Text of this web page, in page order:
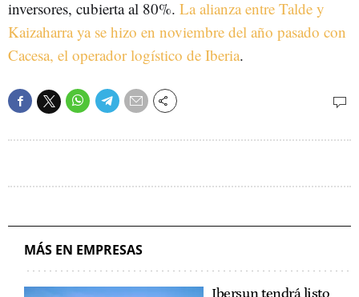
inversores, cubierta al 80%. La alianza entre Talde y
Kaizaharra ya se hizo en noviembre del año pasado con
Cacesa, el operador logístico de Iberia.
MÁS EN EMPRESAS
Ibersun tendrá listo